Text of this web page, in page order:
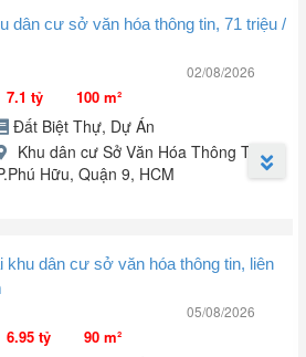
Liên Phường giao với đường Bưng
chính xác vị trí và thêm nhiều lô đất
dân cư sở văn hóa thông tin, 71 triệu /
02/08/2026
7.1 tỷ 100 m²
Đất Biệt Thự, Dự Án
Khu dân cư Sở Văn Hóa Thông Tin,
Hữu, Quận 9, HCM
Long Trường, Hồ Chí Minh (cũ: Quận 9,
tư hấp dẫn với nhiều ưu điểm nổi bật.
đầy đủ.
phù hợp cho ô tô.
và trung tâm thương mại.
khu dân cư sở văn hóa thông tin, liên
05/08/2026
6.95 tỷ 90 m²